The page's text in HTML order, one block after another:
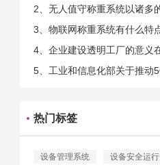
中，能够推动相关产业发
的。那么为什么企业一定需
2、无人值守称重系统以诸多
3、物联网称重系统有什么特
4、企业建设透明工厂的意义
5、工业和信息化部关于推动
热门标签
设备管理系统 设备安全运